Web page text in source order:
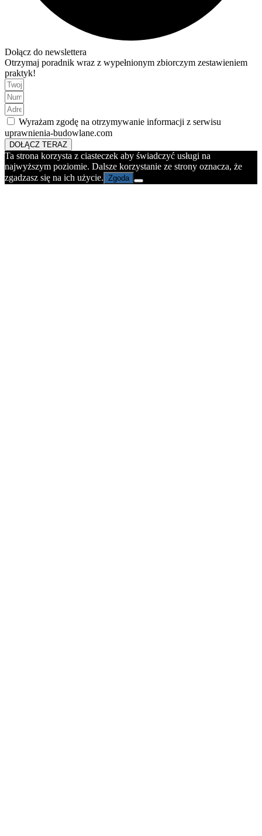
Dołącz do newslettera
Otrzymaj poradnik wraz z wypełnionym zbiorczym zestawieniem
praktyk!
Wyrażam zgodę na otrzymywanie informacji z serwisu
uprawnienia-budowlane.com
DOŁĄCZ TERAZ
Ta strona korzysta z ciasteczek aby świadczyć usługi na
najwyższym poziomie. Dalsze korzystanie ze strony oznacza, że
zgadzasz się na ich użycie. Zgoda